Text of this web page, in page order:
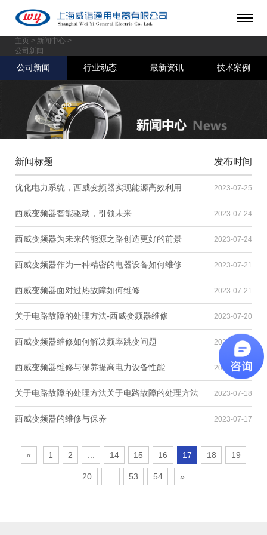
主页 > 新闻中心 >
公司新闻
公司新闻 行业动态 最新资讯 技术案例
发布时间
新闻标题
2023-07-25
优化电力系统，西威变频器实现能源高效利用
2023-07-24
西威变频器智能驱动，引领未来
2023-07-24
西威变频器为未来的能源之路创造更好的前景
2023-07-21
西威变频器作为一种精密的电器设备如何维修
2023-07-21
西威变频器面对过热故障如何维修
2023-07-20
关于电路故障的处理方法-西威变频器维修
2023-07-20
西威变频器维修如何解决频率跳变问题
2023-07-18
西威变频器维修与保养提高电力设备性能
2023-07-18
关于电路故障的处理方法关于电路故障的处理方法
2023-07-17
西威变频器的维修与保养
« 1 2 14 15 16 17 18 19
20 53 54 »